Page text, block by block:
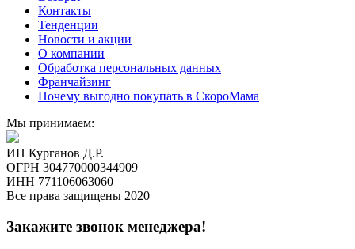
Контакты
Тенденции
Новости и акции
О компании
Обработка персональных данных
Франчайзинг
Почему выгодно покупать в СкороМама
Мы принимаем:
ИП Курганов Д.Р.
ОГРН 304770000344909
ИНН 771106063060
Все права защищены 2020
Закажите звонок менеджера!